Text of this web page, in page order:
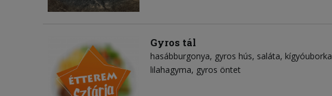
Gyros tál
hasábburgonya gyros hús saláta kígyóuborka
lilahagyma gyros öntet